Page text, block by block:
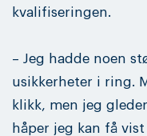
kvalifiseringen.
– Jeg hadde noen
usikkerheter i ring.
klikk, men jeg
håper jeg kan få